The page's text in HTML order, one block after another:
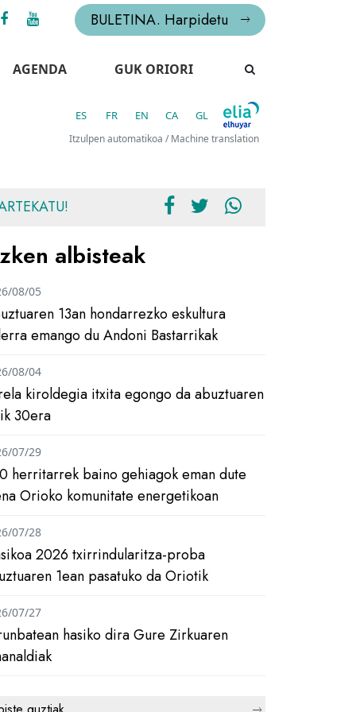
BULETINA. Harpidetu
AGENDA GUK ORIORI
ES FR EN CA GL
Itzulpen automatikoa / Machine translation
albisteak
13an hondarrezko eskultura
emango du Andoni Bastarrikak
08/05
kiroldegia itxita egongo da abuztuaren
30era
08/04
herritarrek baino gehiagok eman dute
Orioko komunitate energetikoan
07/29
2026 txirrindularitza-proba
1ean pasatuko da Oriotik
07/28
hasiko dira Gure Zirkuaren
07/27